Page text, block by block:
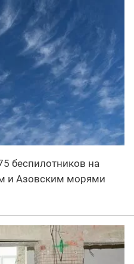
беспилотников на
и Азовским морями